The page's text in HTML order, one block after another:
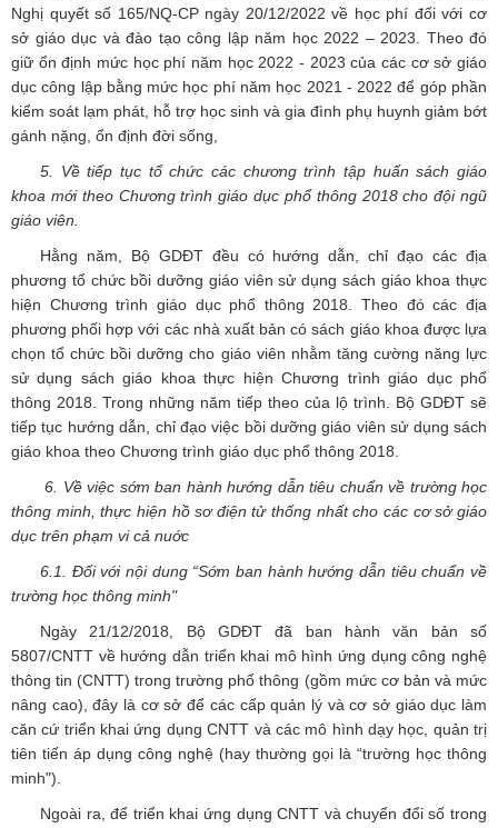
Nghị quyết số 165/NQ-CP ngày 20/12/2022 về học phí đối với cơ
sở giáo dục và đào tạo công lập năm học 2022 – 2023. Theo đó
giữ ổn định mức học phí năm học 2022 - 2023 của các cơ sở giáo
dục công lập bằng mức học phí năm học 2021 - 2022 để góp phần
kiểm soát lạm phát, hỗ trợ học sinh và gia đình phụ huynh giảm bớt
gánh nặng, ổn định đời sống,
5. Về tiếp tục tổ chức các chương trình tập huấn sách giáo
khoa mới theo Chương trình giáo dục phổ thông 2018 cho đội ngũ
giáo viên.
Hằng năm, Bộ GDĐT đều có hướng dẫn, chỉ đạo các địa
phương tổ chức bồi dưỡng giáo viên sử dụng sách giáo khoa thực
hiện Chương trình giáo dục phổ thông 2018. Theo đó các địa
phương phối hợp với các nhà xuất bản có sách giáo khoa được lựa
chọn tổ chức bồi dưỡng cho giáo viên nhằm tăng cường năng lực
sử dụng sách giáo khoa thực hiện Chương trình giáo dục phổ
thông 2018. Trong những năm tiếp theo của lộ trình. Bộ GDĐT sẽ
tiếp tục hướng dẫn, chỉ đạo việc bồi dưỡng giáo viên sử dụng sách
giáo khoa theo Chương trình giáo dục phổ thông 2018.
6. Về việc sớm ban hành hướng dẫn tiêu chuẩn về trường học
thông minh, thực hiện hồ sơ điện tử thống nhất cho các cơ sở giáo
dục trên phạm vi cả nuớc
6.1. Đối với nội dung “Sớm ban hành hướng dẫn tiêu chuẩn về
trường học thông minh"
Ngày 21/12/2018, Bộ GDĐT đã ban hành văn bản số
5807/CNTT về hướng dẫn triển khai mô hình ứng dụng công nghệ
thông tin (CNTT) trong trường phổ thông (gồm mức cơ bản và mức
nâng cao), đây là cơ sở để các cấp quản lý và cơ sở giáo dục làm
căn cứ triển khai ứng dụng CNTT và các mô hình dạy học, quản trị
tiên tiến áp dụng công nghệ (hay thường gọi là “trường học thông
minh").
Ngoài ra, để triển khai ứng dụng CNTT và chuyển đổi số trong